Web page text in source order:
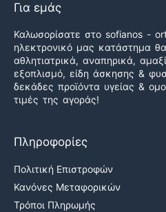
Για εμάς
Καλωσορίσατε στο sofianos -
ηλεκτρονικό μας κατάστημα
αθλητιατρικά, αναπηρικά,
εξοπλισμό, είδη άσκησης &
δεκάδες προϊόντα υγείας &
τιμές της αγοράς!
Πληροφορίες
Πολιτική Επιστροφών
Κανόνες Μεταφορικών
Τρόποι Πληρωμής